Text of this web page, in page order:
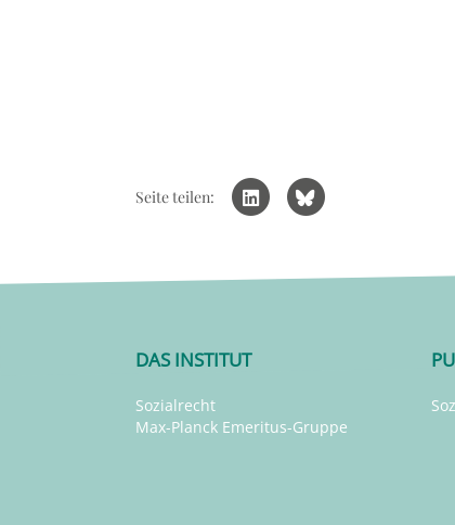
Seite teilen:
DAS INSTITUT
Sozialrecht
Max-Planck Emeritus-Gruppe